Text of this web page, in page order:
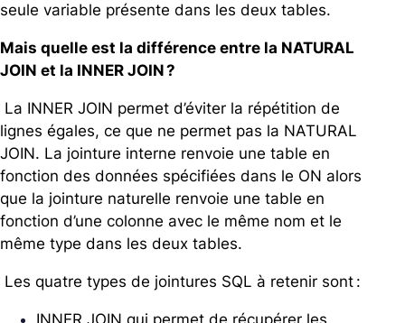
seule variable présente dans les deux tables.
Mais quelle est la différence entre la NATURAL
JOIN et la INNER JOIN ?
La INNER JOIN permet d’éviter la répétition de
lignes égales, ce que ne permet pas la NATURAL
JOIN. La jointure interne renvoie une table en
fonction des données spécifiées dans le ON alors
que la jointure naturelle renvoie une table en
fonction d’une colonne avec le même nom et le
même type dans les deux tables.
Les quatre types de jointures SQL à retenir sont :